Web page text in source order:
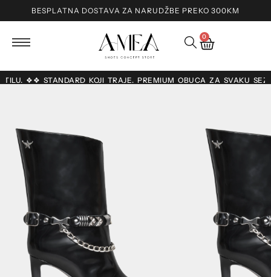
BESPLATNA DOSTAVA ZA NARUDŽBE PREKO 300KM
0
❖❖ STANDARD KOJI TRAJE. PREMIUM OBUĆA ZA SVAKU